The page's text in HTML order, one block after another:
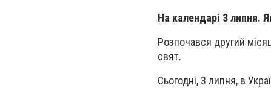
На календарі 3 липня.
Розпочався другий
свят.
Сьогодні, 3 липня, в